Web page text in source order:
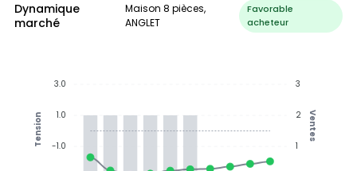
Dynamique
marché
Maison 8 pièces,
ANGLET
Favorable
acheteur
3
2
1
Ventes
3.0
1.0
-1.0
Tension